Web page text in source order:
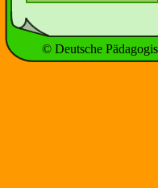
© Deutsche